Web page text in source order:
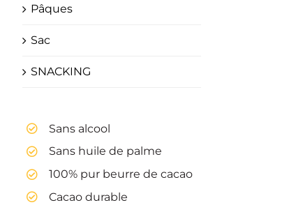
Pâques
Sac
SNACKING
Sans alcool
Sans huile de palme
100% pur beurre de cacao
Cacao durable